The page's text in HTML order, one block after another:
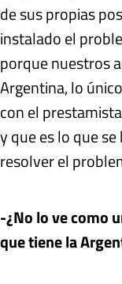
de sus propias
instalado el
porque nuestros
Argentina, lo
con el
y que es lo que
resolver el
-¿No lo ve como
que tiene la